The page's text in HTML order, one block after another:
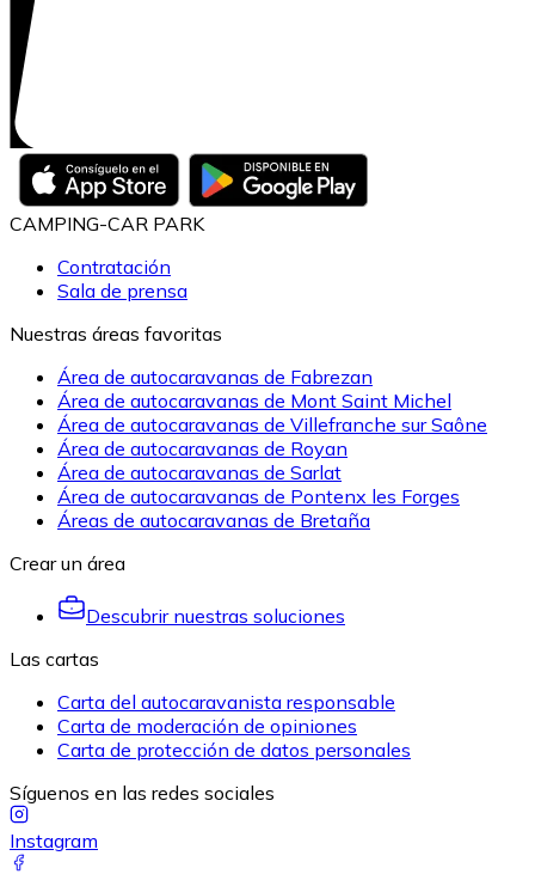
CAMPING-CAR PARK
Contratación
Sala de prensa
Nuestras áreas favoritas
Área de autocaravanas de Fabrezan
Área de autocaravanas de Mont Saint Michel
Área de autocaravanas de Villefranche sur Saône
Área de autocaravanas de Royan
Área de autocaravanas de Sarlat
Área de autocaravanas de Pontenx les Forges
Áreas de autocaravanas de Bretaña
Crear un área
Descubrir nuestras soluciones
Las cartas
Carta del autocaravanista responsable
Carta de moderación de opiniones
Carta de protección de datos personales
Síguenos en las redes sociales
Instagram